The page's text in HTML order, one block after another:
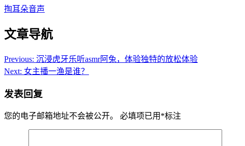
掏耳朵音声
文章导航
Previous: 沉浸虎牙乐听asmr阿兔，体验独特的放松体验
Next: 女主播一渔是谁？
发表回复
您的电子邮箱地址不会被公开。 必填项已用 *标注